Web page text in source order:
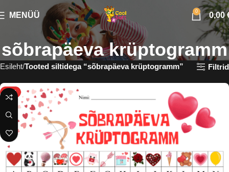
MENÜÜ 0 0,00
sõbrapäeva krüptogramm
Esileht Tooted siltidega “sõbrapäeva krüptogramm” Filtrid
HOT